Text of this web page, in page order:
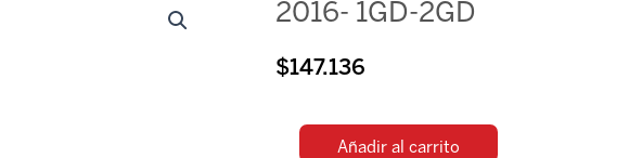
2016- 1GD-2GD
$147.136
Añadir al carrito